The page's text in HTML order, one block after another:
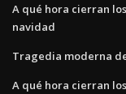
A qué hora cierran
navidad
Tragedia moderna
A qué hora cierran